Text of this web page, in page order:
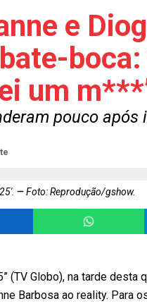
e
boca:
um
pouco após
Foto: Reprodução/gshow.
(TV Globo), na tarde
Barbosa ao reality. Para